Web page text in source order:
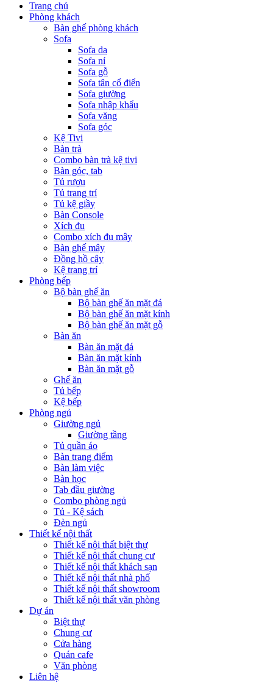
Trang chủ
Phòng khách
Bàn ghế phòng khách
Sofa
Sofa da
Sofa nỉ
Sofa gỗ
Sofa tân cổ điển
Sofa giường
Sofa nhập khẩu
Sofa văng
Sofa góc
Kệ Tivi
Bàn trà
Combo bàn trà kệ tivi
Bàn góc, tab
Tủ rượu
Tủ trang trí
Tủ kệ giầy
Bàn Console
Xích đu
Combo xích đu mây
Bàn ghế mây
Đồng hồ cây
Kệ trang trí
Phòng bếp
Bộ bàn ghế ăn
Bộ bàn ghế ăn mặt đá
Bộ bàn ghế ăn mặt kính
Bộ bàn ghế ăn mặt gỗ
Bàn ăn
Bàn ăn mặt đá
Bàn ăn mặt kính
Bàn ăn mặt gỗ
Ghế ăn
Tủ bếp
Kệ bếp
Phòng ngủ
Giường ngủ
Giường tầng
Tủ quần áo
Bàn trang điểm
Bàn làm việc
Bàn học
Tab đầu giường
Combo phòng ngủ
Tủ - Kệ sách
Đèn ngủ
Thiết kế nội thất
Thiết kế nội thất biệt thự
Thiết kế nội thất chung cư
Thiết kế nội thất khách sạn
Thiết kế nội thất nhà phố
Thiết kế nội thất showroom
Thiết kế nội thất văn phòng
Dự án
Biệt thự
Chung cư
Cửa hàng
Quán cafe
Văn phòng
Liên hệ